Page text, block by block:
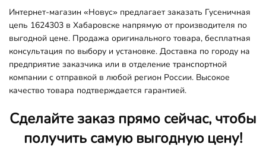
Интернет-магазин «Новус» предлагает заказать Гусеничная
цепь 1624303 в Хабаровске напрямую от производителя по
выгодной цене. Продажа оригинального товара, бесплатная
консультация по выбору и установке. Доставка по городу на
предприятие заказчика или в отделение транспортной
компании с отправкой в любой регион России. Высокое
качество товара подтверждается гарантией.
Сделайте заказ прямо сейчас, чтобы
получить самую выгодную цену!